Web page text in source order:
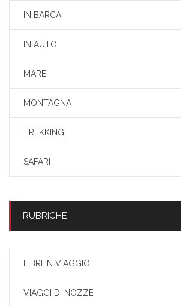
IN BARCA
IN AUTO
MARE
MONTAGNA
TREKKING
SAFARI
RUBRICHE
LIBRI IN VIAGGIO
VIAGGI DI NOZZE